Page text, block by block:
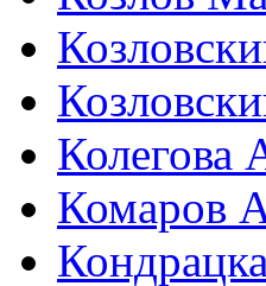
Колегова
Комаров